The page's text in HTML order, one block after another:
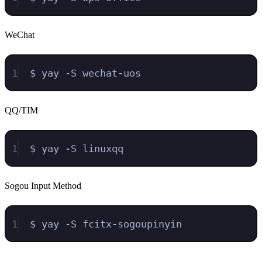
WeChat
1 $ yay -S wechat-uos
QQ/TIM
1 $ yay -S linuxqq
Sogou Input Method
1 $ yay -S fcitx-sogoupinyin